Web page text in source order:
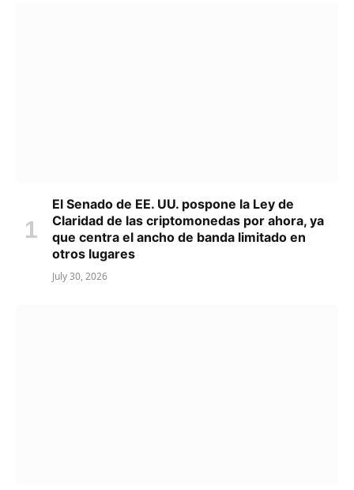
El Senado de EE. UU. pospone la Ley de
Claridad de las criptomonedas por ahora, ya
que centra el ancho de banda limitado en
otros lugares
July 30, 2026